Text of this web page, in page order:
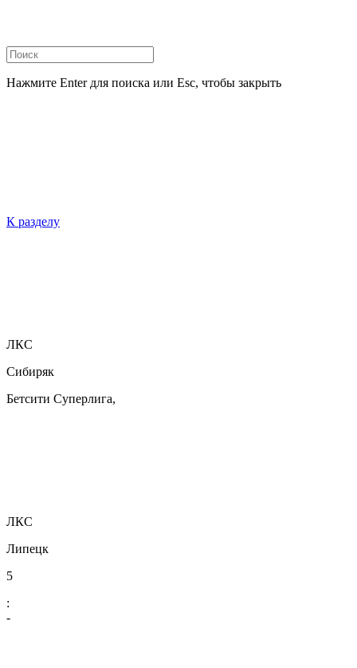
Нажмите Enter для поиска или Esc, чтобы закрыть
К разделу
ЛКС
Сибиряк
Бетсити Суперлига,
ЛКС
Липецк
5
:
-